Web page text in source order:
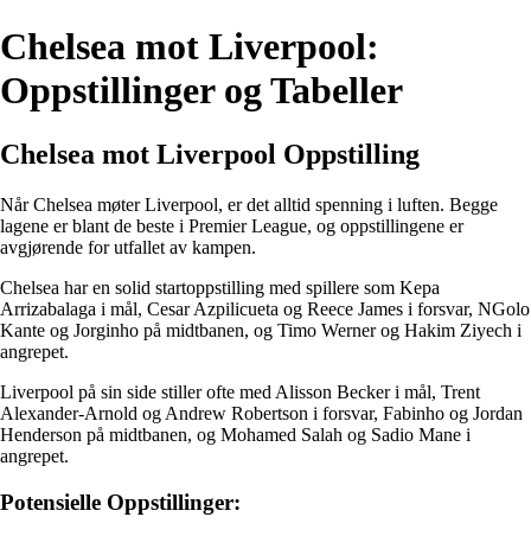
Chelsea mot Liverpool:
Oppstillinger og Tabeller
Chelsea mot Liverpool Oppstilling
Når Chelsea møter Liverpool, er det alltid spenning i luften. Begge
lagene er blant de beste i Premier League, og oppstillingene er
avgjørende for utfallet av kampen.
Chelsea har en solid startoppstilling med spillere som Kepa
Arrizabalaga i mål, Cesar Azpilicueta og Reece James i forsvar, NGolo
Kante og Jorginho på midtbanen, og Timo Werner og Hakim Ziyech i
angrepet.
Liverpool på sin side stiller ofte med Alisson Becker i mål, Trent
Alexander-Arnold og Andrew Robertson i forsvar, Fabinho og Jordan
Henderson på midtbanen, og Mohamed Salah og Sadio Mane i
angrepet.
Potensielle Oppstillinger: